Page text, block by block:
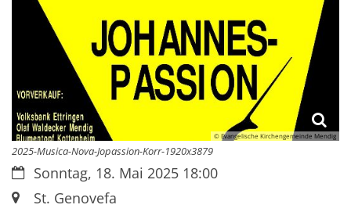
© Evangelische Kirchengemeinde Mendig
2025-Musica-Nova-Jopassion-Korr-1920x3879
Datum:Sonntag, 18. Mai 2025 18:00
Ort:St. Genovefa